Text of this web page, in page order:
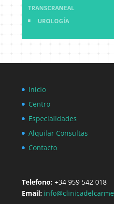
TRANSCRANEAL
UROLOGÍA
Inicio
Centro
Especialidades
Alquilar Consultas
Contacto
Telefono:+34 959 542 018
Email: